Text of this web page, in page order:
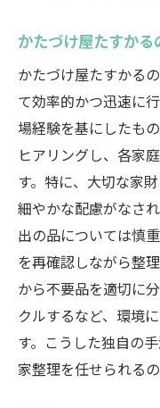
依頼前に知
空き家整理のプ
秘訣
プロの視点
備
次のステ
整理後の空
イス
未来を拓く
プロが推奨
ン
空き家整理
かたづけ屋たすかる
かたづけ屋たすかる
て効率的かつ迅速に
場経験を基にしたも
ヒアリングし、各家
す。特に、大切な家
細やかな配慮がなさ
出の品については慎
を再確認しながら整
から不要品を適切に
クルするなど、環境
す。こうした独自の
家整理を任せられるの